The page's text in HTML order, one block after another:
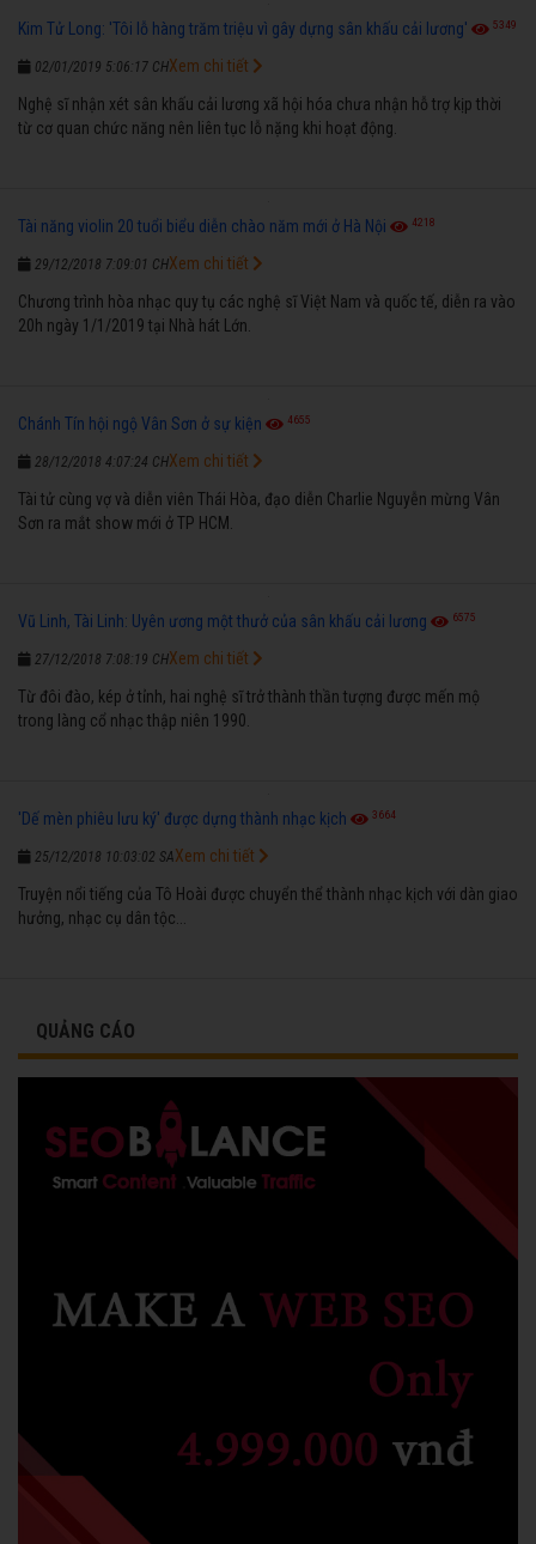
Kim Tử Long: 'Tôi lỗ hàng trăm triệu vì gây dựng sân khấu cải lương' 5349
02/01/2019 5:06:17 CH
Nghệ sĩ nhận xét sân khấu cải lương xã hội hóa chưa nhận hỗ trợ kịp thời
từ cơ quan chức năng nên liên tục lỗ nặng khi hoạt động.
Xem chi tiết
Tài năng violin 20 tuổi biểu diễn chào năm mới ở Hà Nội 4218
29/12/2018 7:09:01 CH
Chương trình hòa nhạc quy tụ các nghệ sĩ Việt Nam và quốc tế, diễn ra vào
20h ngày 1/1/2019 tại Nhà hát Lớn.
Xem chi tiết
Chánh Tín hội ngộ Vân Sơn ở sự kiện 4655
28/12/2018 4:07:24 CH
Tài tử cùng vợ và diễn viên Thái Hòa, đạo diễn Charlie Nguyễn mừng Vân
Sơn ra mắt show mới ở TP HCM.
Xem chi tiết
Vũ Linh, Tài Linh: Uyên ương một thưở của sân khấu cải lương 6575
27/12/2018 7:08:19 CH
Từ đôi đào, kép ở tỉnh, hai nghệ sĩ trở thành thần tượng được mến mộ
trong làng cổ nhạc thập niên 1990.
Xem chi tiết
'Dế mèn phiêu lưu ký' được dựng thành nhạc kịch 3664
25/12/2018 10:03:02 SA
Truyện nổi tiếng của Tô Hoài được chuyển thể thành nhạc kịch với dàn giao
hưởng, nhạc cụ dân tộc...
Xem chi tiết
QUẢNG CÁO